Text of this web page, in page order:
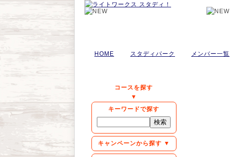
HOME スタディパーク メンバー一覧
コースを探す
▼
キーワードで探す
キャンペーンから探す ▼